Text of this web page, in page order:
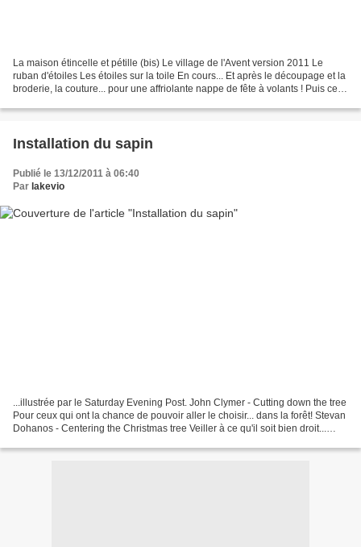
La maison étincelle et pétille (bis) Le village de l'Avent version 2011 Le
ruban d'étoiles Les étoiles sur la toile En cours... Et après le découpage et la
broderie, la couture... pour une affriolante nappe de fête à volants ! Puis ce
Installation du sapin
Publié le 13/12/2011 à 06:40
Par lakevio
...illustrée par le Saturday Evening Post. John Clymer - Cutting down the tree
Pour ceux qui ont la chance de pouvoir aller le choisir... dans la forêt! Stevan
Dohanos - Centering the Christmas tree Veiller à ce qu'il soit bien droit...